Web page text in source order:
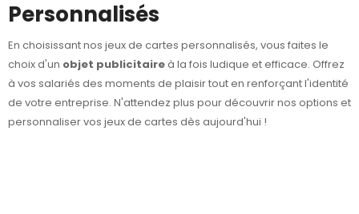
Personnalisés
En choisissant nos jeux de cartes personnalisés, vous faites le
choix d'un objet publicitaireà la fois ludique et efficace. Offrez
à vos salariés des moments de plaisir tout en renforçant l'identité
de votre entreprise. N'attendez plus pour découvrir nos options et
personnaliser vos jeux de cartes dès aujourd'hui !